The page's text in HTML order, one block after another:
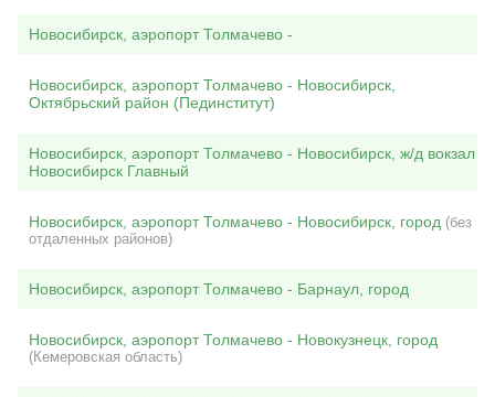
Новосибирск, аэропорт Толмачево -
Новосибирск, аэропорт Толмачево - Новосибирск,
Октябрьский район (Пединститут)
Новосибирск, аэропорт Толмачево - Новосибирск, ж/д вокзал
Новосибирск Главный
Новосибирск, аэропорт Толмачево - Новосибирск, город (без
отдаленных районов)
Новосибирск, аэропорт Толмачево - Барнаул, город
Новосибирск, аэропорт Толмачево - Новокузнецк, город
(Кемеровская область)